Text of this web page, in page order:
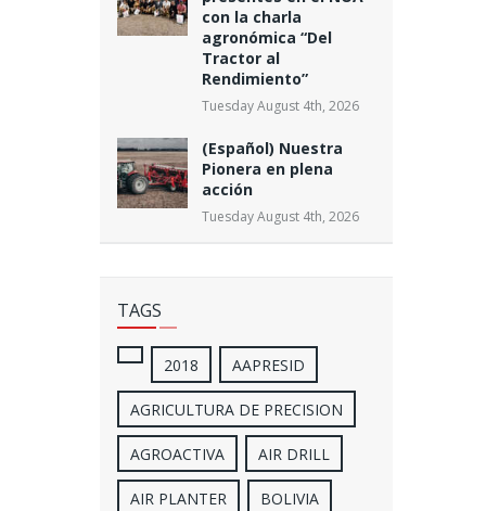
con la charla
agronómica “Del
Tractor al
Rendimiento”
Tuesday August 4th, 2026
(Español) Nuestra
Pionera en plena
acción
Tuesday August 4th, 2026
TAGS
2018 AAPRESID
AGRICULTURA DE PRECISION
AGROACTIVA AIR DRILL
AIR PLANTER BOLIVIA